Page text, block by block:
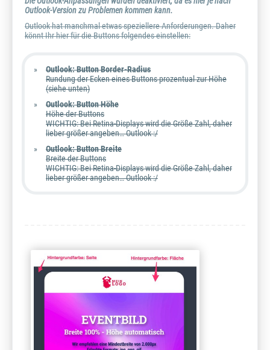
Outlook-Version zu Problemen kommen kann.
Outlook hat manchmal etwas speziellere Anforderungen. Daher
könnt Ihr hier für die Buttons folgendes einstellen:
Outlook: Button Border-Radius
Rundung der Ecken eines Buttons prozentual zur Höhe
(siehe unten)
Outlook: Button Höhe
Höhe der Buttons
WICHTIG: Bei Retina-Displays wird die Größe Zahl, daher
lieber größer angeben… Outlook :/
Outlook: Button Breite
Breite der Buttons
WICHTIG: Bei Retina-Displays wird die Größe Zahl, daher
lieber größer angeben… Outlook :/